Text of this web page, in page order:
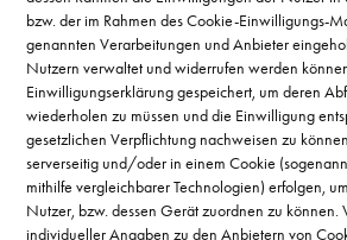
bzw. der im Rahmen des Cookie-Einwilligungs-
genannten Verarbeitungen und Anbieter
Nutzern verwaltet und widerrufen werden
Einwilligungserklärung gespeichert, um deren
wiederholen zu müssen und die Einwilligung
gesetzlichen Verpflichtung nachweisen zu
serverseitig und/oder in einem Cookie
mithilfe vergleichbarer Technologien) erfolgen,
Nutzer, bzw. dessen Gerät zuordnen zu können.
individueller Angaben zu den Anbietern von